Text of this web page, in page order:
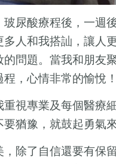
尿酸療程後，一週
人和我搭訕，讓人
問題。當我和朋友
，心情非常的愉悅！
視專業及每個醫療
猶豫，就鼓起勇氣
除了自信還要有保